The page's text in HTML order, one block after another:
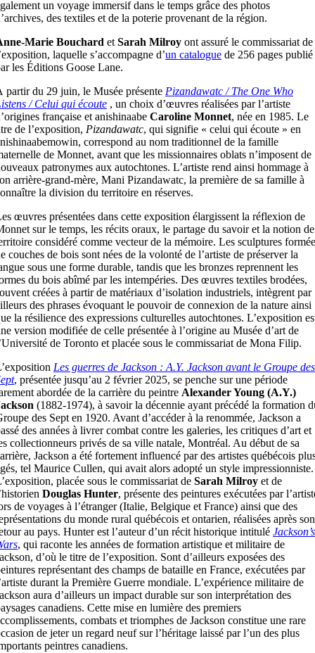
un voyage immersif dans le temps grâce des photos
des textiles et de la poterie provenant de la région.
Marie Bouchard et Sarah Milroy ont assuré le commissariat de
laquelle s’accompagne d’un catalogue de 256 pages publié
les Éditions Goose Lane.
partir du 29 juin, le Musée présente Pizandawatc / The One Who
/ Celui qui écoute , un choix d’œuvres réalisées par l’artiste
française et anishinaabe Caroline Monnet, née en 1985. Le
de l’exposition, Pizandawatc, qui signifie « celui qui écoute » en
correspond au nom traditionnel de la famille
de Monnet, avant que les missionnaires oblats n’imposent de
patronymes aux autochtones. L’artiste rend ainsi hommage à
arrière-grand-mère, Mani Pizandawatc, la première de sa famille à
la division du territoire en réserves.
œuvres présentées dans cette exposition élargissent la réflexion de
sur le temps, les récits oraux, le partage du savoir et la notion de
considéré comme vecteur de la mémoire. Les sculptures
couches de bois sont nées de la volonté de l’artiste de préserver la
sous une forme durable, tandis que les bronzes reprennent les
du bois abîmé par les intempéries. Des œuvres textiles brodées,
créées à partir de matériaux d’isolation industriels, intègrent par
des phrases évoquant le pouvoir de connexion de la nature ainsi
la résilience des expressions culturelles autochtones. L’exposition
version modifiée de celle présentée à l’origine au Musée d’art de
de Toronto et placée sous le commissariat de Mona Filip.
Les guerres de Jackson : A.Y. Jackson avant le Groupe des
, présentée jusqu’au 2 février 2025, se penche sur une période
abordée de la carrière du peintre Alexander Young (A.Y.)
(1882-1974), à savoir la décennie ayant précédé la formation
des Sept en 1920. Avant d’accéder à la renommée, Jackson a
des années à livrer combat contre les galeries, les critiques d’art et
collectionneurs privés de sa ville natale, Montréal. Au début de sa
Jackson a été fortement influencé par des artistes québécois
tel Maurice Cullen, qui avait alors adopté un style impressionniste.
placée sous le commissariat de Sarah Milroy et de
Douglas Hunter, présente des peintures exécutées par
de voyages à l’étranger (Italie, Belgique et France) ainsi que des
du monde rural québécois et ontarien, réalisées après son
au pays. Hunter est l’auteur d’un récit historique intitulé Jackson’s
, qui raconte les années de formation artistique et militaire de
d’où le titre de l’exposition. Sont d’ailleurs exposées des
représentant des champs de bataille en France, exécutées par
durant la Première Guerre mondiale. L’expérience militaire de
aura d’ailleurs un impact durable sur son interprétation des
canadiens. Cette mise en lumière des premiers
combats et triomphes de Jackson constitue une rare
de jeter un regard neuf sur l’héritage laissé par l’un des plus
peintres canadiens.